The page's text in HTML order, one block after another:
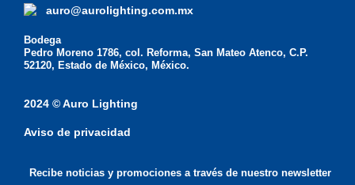
auro@aurolighting.com.mx
Bodega
Pedro Moreno 1786, col. Reforma, San Mateo Atenco, C.P.
52120, Estado de México, México.
2024 © Auro Lighting
Aviso de privacidad
Recibe noticias y promociones a través de nuestro newsletter